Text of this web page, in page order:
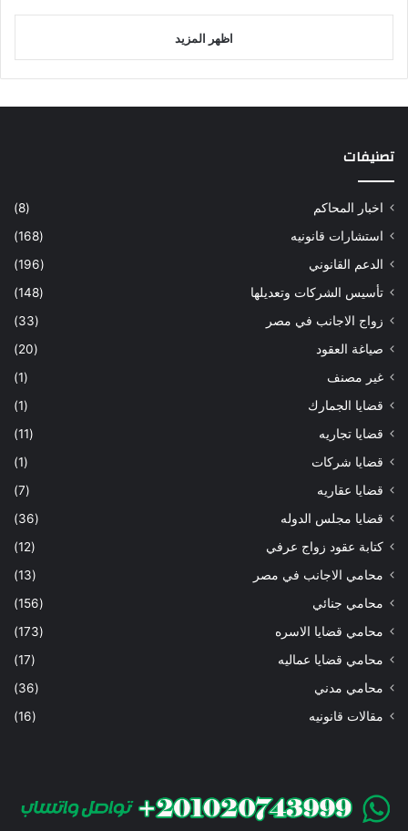
اظهر المزيد
تصنيفات
اخبار المحاكم
(8)
استشارات قانونيه
(168)
الدعم القانوني
(196)
تأسيس الشركات وتعديلها
(148)
زواج الاجانب في مصر
(33)
صياغة العقود
(20)
غير مصنف
(1)
قضايا الجمارك
(1)
قضايا تجاريه
(11)
قضايا شركات
(1)
قضايا عقاريه
(7)
قضايا مجلس الدوله
(36)
كتابة عقود زواج عرفي
(12)
محامي الاجانب في مصر
(13)
محامي جنائي
(156)
محامي قضايا الاسره
(173)
محامي قضايا عماليه
(17)
محامي مدني
(36)
مقالات قانونيه
(16)